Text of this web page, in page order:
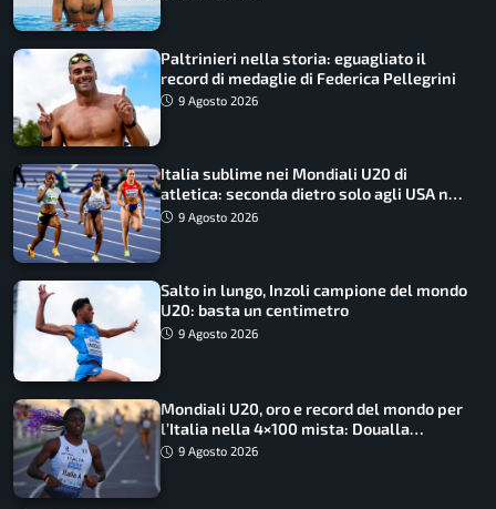
Paltrinieri nella storia: eguagliato il
record di medaglie di Federica Pellegrini
9 Agosto 2026
Italia sublime nei Mondiali U20 di
atletica: seconda dietro solo agli USA nel
medagliere
9 Agosto 2026
Salto in lungo, Inzoli campione del mondo
U20: basta un centimetro
9 Agosto 2026
Mondiali U20, oro e record del mondo per
l’Italia nella 4×100 mista: Doualla
straordinaria
9 Agosto 2026